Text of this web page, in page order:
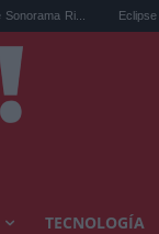
Eclipse solar en
TECNOLOGÍA